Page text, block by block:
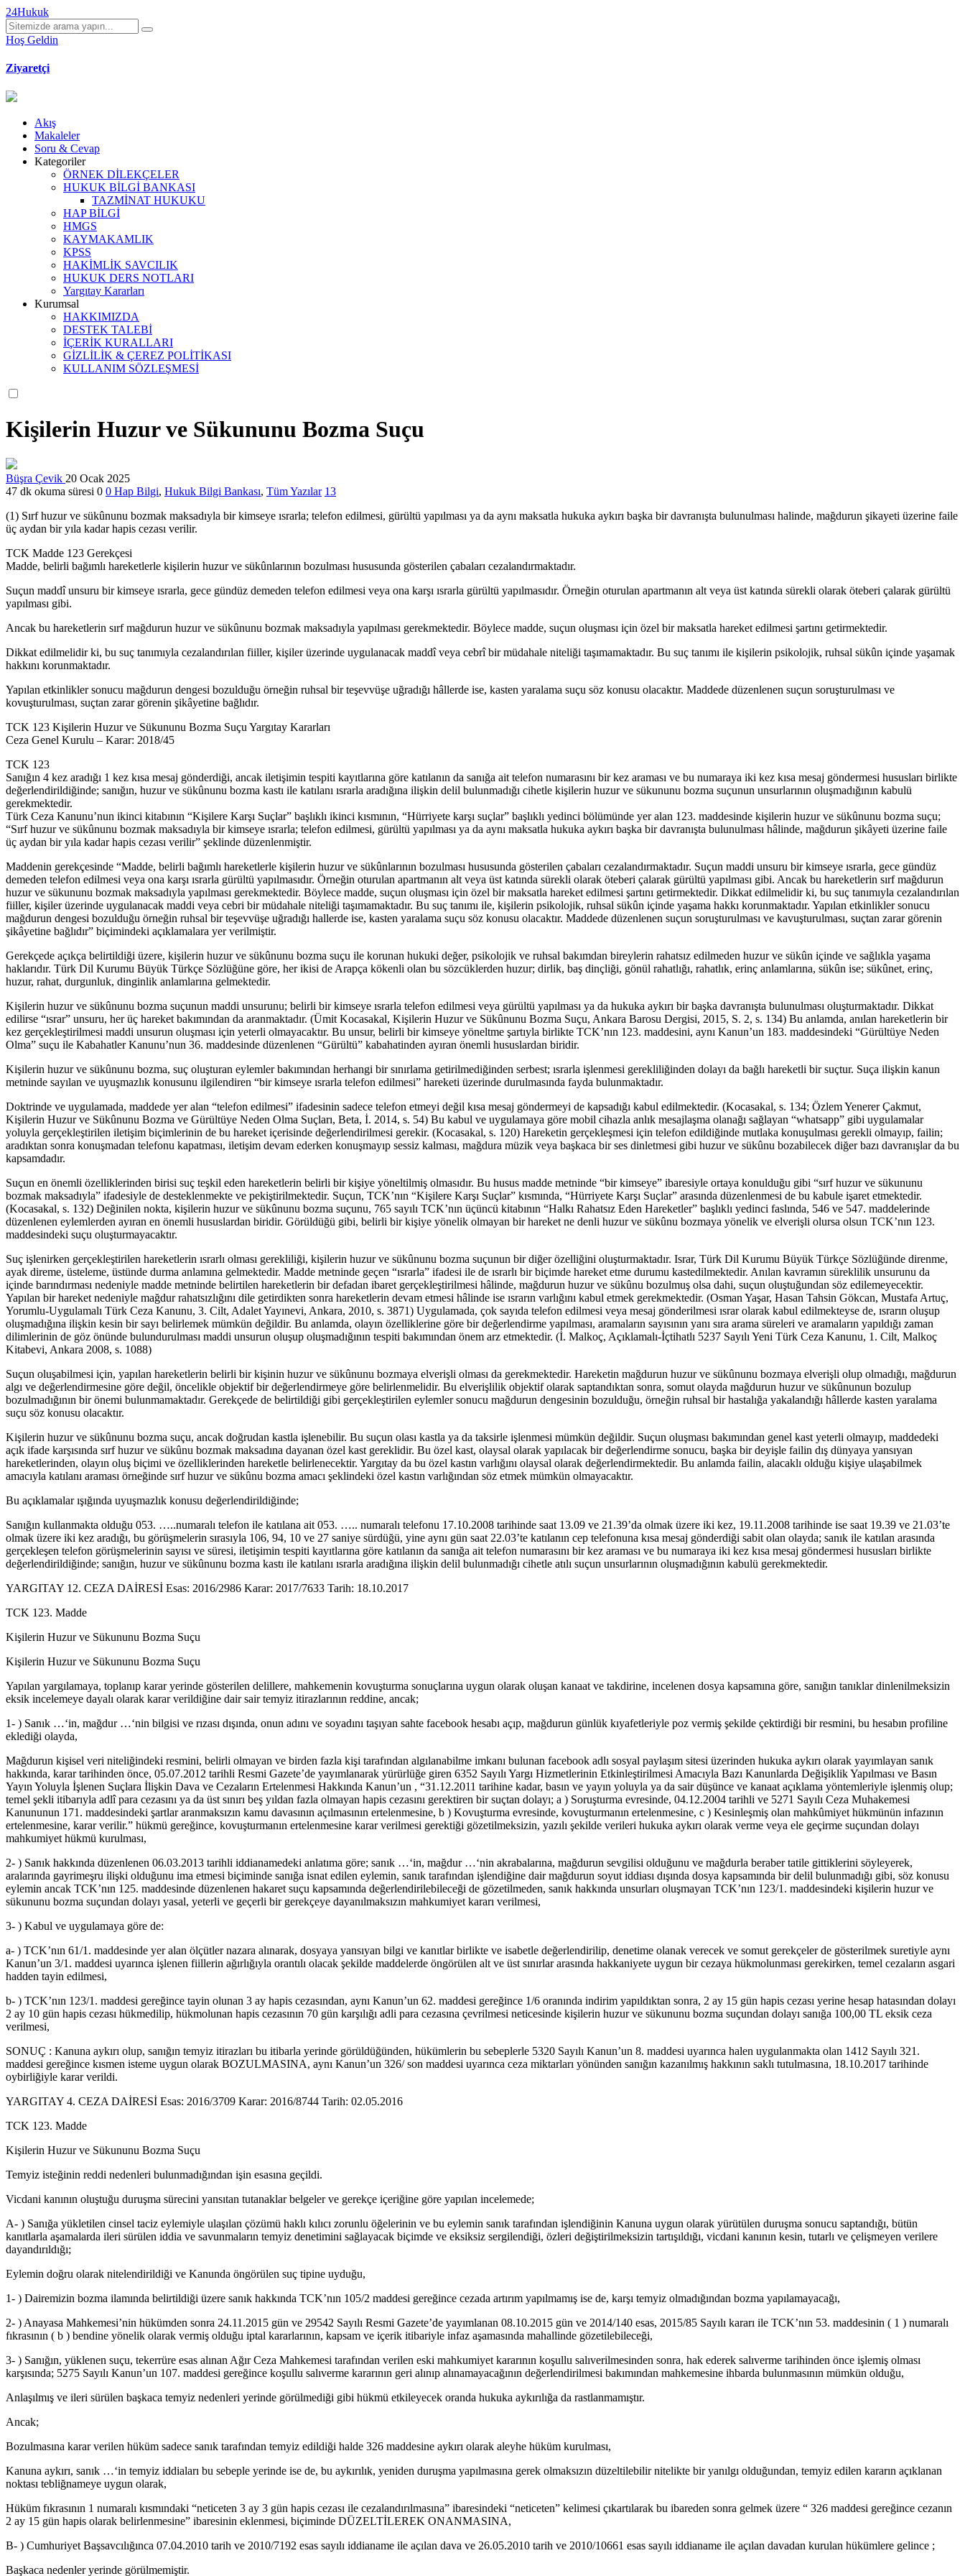
24Hukuk
Hoş Geldin
Ziyaretçi
Akış
Makaleler
Soru & Cevap
Kategoriler
ÖRNEK DİLEKÇELER
HUKUK BİLGİ BANKASI
TAZMİNAT HUKUKU
HAP BİLGİ
HMGS
KAYMAKAMLIK
KPSS
HAKİMLİK SAVCILIK
HUKUK DERS NOTLARI
Yargıtay Kararları
Kurumsal
HAKKIMIZDA
DESTEK TALEBİ
İÇERİK KURALLARI
GİZLİLİK & ÇEREZ POLİTİKASI
KULLANIM SÖZLEŞMESİ
Kişilerin Huzur ve Sükununu Bozma Suçu
Büşra Çevik 20 Ocak 2025
47 dk okuma süresi 0 0 Hap Bilgi, Hukuk Bilgi Bankası, Tüm Yazılar 13
(1) Sırf huzur ve sükûnunu bozmak maksadıyla bir kimseye ısrarla; telefon edilmesi, gürültü yapılması ya da aynı maksatla hukuka aykırı başka bir davranışta bulunulması halinde, mağdurun şikayeti üzerine faile
üç aydan bir yıla kadar hapis cezası verilir.
TCK Madde 123 Gerekçesi
Madde, belirli bağımlı hareketlerle kişilerin huzur ve sükûnlarının bozulması hususunda gösterilen çabaları cezalandırmaktadır.
Suçun maddî unsuru bir kimseye ısrarla, gece gündüz demeden telefon edilmesi veya ona karşı ısrarla gürültü yapılmasıdır. Örneğin oturulan apartmanın alt veya üst katında sürekli olarak öteberi çalarak gürültü
yapılması gibi.
Ancak bu hareketlerin sırf mağdurun huzur ve sükûnunu bozmak maksadıyla yapılması gerekmektedir. Böylece madde, suçun oluşması için özel bir maksatla hareket edilmesi şartını getirmektedir.
Dikkat edilmelidir ki, bu suç tanımıyla cezalandırılan fiiller, kişiler üzerinde uygulanacak maddî veya cebrî bir müdahale niteliği taşımamaktadır. Bu suç tanımı ile kişilerin psikolojik, ruhsal sükûn içinde yaşamak
hakkını korunmaktadır.
Yapılan etkinlikler sonucu mağdurun dengesi bozulduğu örneğin ruhsal bir teşevvüşe uğradığı hâllerde ise, kasten yaralama suçu söz konusu olacaktır. Maddede düzenlenen suçun soruşturulması ve
kovuşturulması, suçtan zarar görenin şikâyetine bağlıdır.
TCK 123 Kişilerin Huzur ve Sükununu Bozma Suçu Yargıtay Kararları
Ceza Genel Kurulu – Karar: 2018/45
TCK 123
Sanığın 4 kez aradığı 1 kez kısa mesaj gönderdiği, ancak iletişimin tespiti kayıtlarına göre katılanın da sanığa ait telefon numarasını bir kez araması ve bu numaraya iki kez kısa mesaj göndermesi hususları birlikte
değerlendirildiğinde; sanığın, huzur ve sükûnunu bozma kastı ile katılanı ısrarla aradığına ilişkin delil bulunmadığı cihetle kişilerin huzur ve sükununu bozma suçunun unsurlarının oluşmadığının kabulü
gerekmektedir.
Türk Ceza Kanunu’nun ikinci kitabının “Kişilere Karşı Suçlar” başlıklı ikinci kısmının, “Hürriyete karşı suçlar” başlıklı yedinci bölümünde yer alan 123. maddesinde kişilerin huzur ve sükûnunu bozma suçu;
“Sırf huzur ve sükûnunu bozmak maksadıyla bir kimseye ısrarla; telefon edilmesi, gürültü yapılması ya da aynı maksatla hukuka aykırı başka bir davranışta bulunulması hâlinde, mağdurun şikâyeti üzerine faile
üç aydan bir yıla kadar hapis cezası verilir” şeklinde düzenlenmiştir.
Maddenin gerekçesinde “Madde, belirli bağımlı hareketlerle kişilerin huzur ve sükûnlarının bozulması hususunda gösterilen çabaları cezalandırmaktadır. Suçun maddi unsuru bir kimseye ısrarla, gece gündüz
demeden telefon edilmesi veya ona karşı ısrarla gürültü yapılmasıdır. Örneğin oturulan apartmanın alt veya üst katında sürekli olarak öteberi çalarak gürültü yapılması gibi. Ancak bu hareketlerin sırf mağdurun
huzur ve sükununu bozmak maksadıyla yapılması gerekmektedir. Böylece madde, suçun oluşması için özel bir maksatla hareket edilmesi şartını getirmektedir. Dikkat edilmelidir ki, bu suç tanımıyla cezalandırılan
fiiller, kişiler üzerinde uygulanacak maddi veya cebri bir müdahale niteliği taşımamaktadır. Bu suç tanımı ile, kişilerin psikolojik, ruhsal sükûn içinde yaşama hakkı korunmaktadır. Yapılan etkinlikler sonucu
mağdurun dengesi bozulduğu örneğin ruhsal bir teşevvüşe uğradığı hallerde ise, kasten yaralama suçu söz konusu olacaktır. Maddede düzenlenen suçun soruşturulması ve kavuşturulması, suçtan zarar görenin
şikâyetine bağlıdır” biçimindeki açıklamalara yer verilmiştir.
Gerekçede açıkça belirtildiği üzere, kişilerin huzur ve sükûnunu bozma suçu ile korunan hukuki değer, psikolojik ve ruhsal bakımdan bireylerin rahatsız edilmeden huzur ve sükûn içinde ve sağlıkla yaşama
haklarıdır. Türk Dil Kurumu Büyük Türkçe Sözlüğüne göre, her ikisi de Arapça kökenli olan bu sözcüklerden huzur; dirlik, baş dinçliği, gönül rahatlığı, rahatlık, erinç anlamlarına, sükûn ise; sükûnet, erinç,
huzur, rahat, durgunluk, dinginlik anlamlarına gelmektedir.
Kişilerin huzur ve sükûnunu bozma suçunun maddi unsurunu; belirli bir kimseye ısrarla telefon edilmesi veya gürültü yapılması ya da hukuka aykırı bir başka davranışta bulunulması oluşturmaktadır. Dikkat
edilirse “ısrar” unsuru, her üç hareket bakımından da aranmaktadır. (Ümit Kocasakal, Kişilerin Huzur ve Sükûnunu Bozma Suçu, Ankara Barosu Dergisi, 2015, S. 2, s. 134) Bu anlamda, anılan hareketlerin bir
kez gerçekleştirilmesi maddi unsurun oluşması için yeterli olmayacaktır. Bu unsur, belirli bir kimseye yöneltme şartıyla birlikte TCK’nın 123. maddesini, aynı Kanun’un 183. maddesindeki “Gürültüye Neden
Olma” suçu ile Kabahatler Kanunu’nun 36. maddesinde düzenlenen “Gürültü” kabahatinden ayıran önemli hususlardan biridir.
Kişilerin huzur ve sükûnunu bozma, suç oluşturan eylemler bakımından herhangi bir sınırlama getirilmediğinden serbest; ısrarla işlenmesi gerekliliğinden dolayı da bağlı hareketli bir suçtur. Suça ilişkin kanun
metninde sayılan ve uyuşmazlık konusunu ilgilendiren “bir kimseye ısrarla telefon edilmesi” hareketi üzerinde durulmasında fayda bulunmaktadır.
Doktrinde ve uygulamada, maddede yer alan “telefon edilmesi” ifadesinin sadece telefon etmeyi değil kısa mesaj göndermeyi de kapsadığı kabul edilmektedir. (Kocasakal, s. 134; Özlem Yenerer Çakmut,
Kişilerin Huzur ve Sükûnunu Bozma ve Gürültüye Neden Olma Suçları, Beta, İ. 2014, s. 54) Bu kabul ve uygulamaya göre mobil cihazla anlık mesajlaşma olanağı sağlayan “whatsapp” gibi uygulamalar
yoluyla gerçekleştirilen iletişim biçimlerinin de bu hareket içerisinde değerlendirilmesi gerekir. (Kocasakal, s. 120) Hareketin gerçekleşmesi için telefon edildiğinde mutlaka konuşulması gerekli olmayıp, failin;
aradıktan sonra konuşmadan telefonu kapatması, iletişim devam ederken konuşmayıp sessiz kalması, mağdura müzik veya başkaca bir ses dinletmesi gibi huzur ve sükûnu bozabilecek diğer bazı davranışlar da bu
kapsamdadır.
Suçun en önemli özelliklerinden birisi suç teşkil eden hareketlerin belirli bir kişiye yöneltilmiş olmasıdır. Bu husus madde metninde “bir kimseye” ibaresiyle ortaya konulduğu gibi “sırf huzur ve sükununu
bozmak maksadıyla” ifadesiyle de desteklenmekte ve pekiştirilmektedir. Suçun, TCK’nın “Kişilere Karşı Suçlar” kısmında, “Hürriyete Karşı Suçlar” arasında düzenlenmesi de bu kabule işaret etmektedir.
(Kocasakal, s. 132) Değinilen nokta, kişilerin huzur ve sükûnunu bozma suçunu, 765 sayılı TCK’nın üçüncü kitabının “Halkı Rahatsız Eden Hareketler” başlıklı yedinci faslında, 546 ve 547. maddelerinde
düzenlenen eylemlerden ayıran en önemli hususlardan biridir. Görüldüğü gibi, belirli bir kişiye yönelik olmayan bir hareket ne denli huzur ve sükûnu bozmaya yönelik ve elverişli olursa olsun TCK’nın 123.
maddesindeki suçu oluşturmayacaktır.
Suç işlenirken gerçekleştirilen hareketlerin ısrarlı olması gerekliliği, kişilerin huzur ve sükûnunu bozma suçunun bir diğer özelliğini oluşturmaktadır. Israr, Türk Dil Kurumu Büyük Türkçe Sözlüğünde direnme,
ayak direme, üsteleme, üstünde durma anlamına gelmektedir. Madde metninde geçen “ısrarla” ifadesi ile de ısrarlı bir biçimde hareket etme durumu kastedilmektedir. Anılan kavramın süreklilik unsurunu da
içinde barındırması nedeniyle madde metninde belirtilen hareketlerin bir defadan ibaret gerçekleştirilmesi hâlinde, mağdurun huzur ve sükûnu bozulmuş olsa dahi, suçun oluştuğundan söz edilemeyecektir.
Yapılan bir hareket nedeniyle mağdur rahatsızlığını dile getirdikten sonra hareketlerin devam etmesi hâlinde ise ısrarın varlığını kabul etmek gerekmektedir. (Osman Yaşar, Hasan Tahsin Gökcan, Mustafa Artuç,
Yorumlu-Uygulamalı Türk Ceza Kanunu, 3. Cilt, Adalet Yayınevi, Ankara, 2010, s. 3871) Uygulamada, çok sayıda telefon edilmesi veya mesaj gönderilmesi ısrar olarak kabul edilmekteyse de, ısrarın oluşup
oluşmadığına ilişkin kesin bir sayı belirlemek mümkün değildir. Bu anlamda, olayın özelliklerine göre bir değerlendirme yapılması, aramaların sayısının yanı sıra arama süreleri ve aramaların yapıldığı zaman
dilimlerinin de göz önünde bulundurulması maddi unsurun oluşup oluşmadığının tespiti bakımından önem arz etmektedir. (İ. Malkoç, Açıklamalı-İçtihatlı 5237 Sayılı Yeni Türk Ceza Kanunu, 1. Cilt, Malkoç
Kitabevi, Ankara 2008, s. 1088)
Suçun oluşabilmesi için, yapılan hareketlerin belirli bir kişinin huzur ve sükûnunu bozmaya elverişli olması da gerekmektedir. Hareketin mağdurun huzur ve sükûnunu bozmaya elverişli olup olmadığı, mağdurun
algı ve değerlendirmesine göre değil, öncelikle objektif bir değerlendirmeye göre belirlenmelidir. Bu elverişlilik objektif olarak saptandıktan sonra, somut olayda mağdurun huzur ve sükûnunun bozulup
bozulmadığının bir önemi bulunmamaktadır. Gerekçede de belirtildiği gibi gerçekleştirilen eylemler sonucu mağdurun dengesinin bozulduğu, örneğin ruhsal bir hastalığa yakalandığı hâllerde kasten yaralama
suçu söz konusu olacaktır.
Kişilerin huzur ve sükûnunu bozma suçu, ancak doğrudan kastla işlenebilir. Bu suçun olası kastla ya da taksirle işlenmesi mümkün değildir. Suçun oluşması bakımından genel kast yeterli olmayıp, maddedeki
açık ifade karşısında sırf huzur ve sükûnu bozmak maksadına dayanan özel kast gereklidir. Bu özel kast, olaysal olarak yapılacak bir değerlendirme sonucu, başka bir deyişle failin dış dünyaya yansıyan
hareketlerinden, olayın oluş biçimi ve özelliklerinden hareketle belirlenecektir. Yargıtay da bu özel kastın varlığını olaysal olarak değerlendirmektedir. Bu anlamda failin, alacaklı olduğu kişiye ulaşabilmek
amacıyla katılanı araması örneğinde sırf huzur ve sükûnu bozma amacı şeklindeki özel kastın varlığından söz etmek mümkün olmayacaktır.
Bu açıklamalar ışığında uyuşmazlık konusu değerlendirildiğinde;
Sanığın kullanmakta olduğu 053. …..numaralı telefon ile katılana ait 053. ….. numaralı telefonu 17.10.2008 tarihinde saat 13.09 ve 21.39’da olmak üzere iki kez, 19.11.2008 tarihinde ise saat 19.39 ve 21.03’te
olmak üzere iki kez aradığı, bu görüşmelerin sırasıyla 106, 94, 10 ve 27 saniye sürdüğü, yine aynı gün saat 22.03’te katılanın cep telefonuna kısa mesaj gönderdiği sabit olan olayda; sanık ile katılan arasında
gerçekleşen telefon görüşmelerinin sayısı ve süresi, iletişimin tespiti kayıtlarına göre katılanın da sanığa ait telefon numarasını bir kez araması ve bu numaraya iki kez kısa mesaj göndermesi hususları birlikte
değerlendirildiğinde; sanığın, huzur ve sükûnunu bozma kastı ile katılanı ısrarla aradığına ilişkin delil bulunmadığı cihetle atılı suçun unsurlarının oluşmadığının kabulü gerekmektedir.
YARGITAY 12. CEZA DAİRESİ Esas: 2016/2986 Karar: 2017/7633 Tarih: 18.10.2017
TCK 123. Madde
Kişilerin Huzur ve Sükununu Bozma Suçu
Kişilerin Huzur ve Sükununu Bozma Suçu
Yapılan yargılamaya, toplanıp karar yerinde gösterilen delillere, mahkemenin kovuşturma sonuçlarına uygun olarak oluşan kanaat ve takdirine, incelenen dosya kapsamına göre, sanığın tanıklar dinlenilmeksizin
eksik incelemeye dayalı olarak karar verildiğine dair sair temyiz itirazlarının reddine, ancak;
1- ) Sanık …‘in, mağdur …‘nin bilgisi ve rızası dışında, onun adını ve soyadını taşıyan sahte facebook hesabı açıp, mağdurun günlük kıyafetleriyle poz vermiş şekilde çektirdiği bir resmini, bu hesabın profiline
eklediği olayda,
Mağdurun kişisel veri niteliğindeki resmini, belirli olmayan ve birden fazla kişi tarafından algılanabilme imkanı bulunan facebook adlı sosyal paylaşım sitesi üzerinden hukuka aykırı olarak yayımlayan sanık
hakkında, karar tarihinden önce, 05.07.2012 tarihli Resmi Gazete’de yayımlanarak yürürlüğe giren 6352 Sayılı Yargı Hizmetlerinin Etkinleştirilmesi Amacıyla Bazı Kanunlarda Değişiklik Yapılması ve Basın
Yayın Yoluyla İşlenen Suçlara İlişkin Dava ve Cezaların Ertelenmesi Hakkında Kanun’un , “31.12.2011 tarihine kadar, basın ve yayın yoluyla ya da sair düşünce ve kanaat açıklama yöntemleriyle işlenmiş olup;
temel şekli itibarıyla adlî para cezasını ya da üst sınırı beş yıldan fazla olmayan hapis cezasını gerektiren bir suçtan dolayı; a ) Soruşturma evresinde, 04.12.2004 tarihli ve 5271 Sayılı Ceza Muhakemesi
Kanununun 171. maddesindeki şartlar aranmaksızın kamu davasının açılmasının ertelenmesine, b ) Kovuşturma evresinde, kovuşturmanın ertelenmesine, c ) Kesinleşmiş olan mahkûmiyet hükmünün infazının
ertelenmesine, karar verilir.” hükmü gereğince, kovuşturmanın ertelenmesine karar verilmesi gerektiği gözetilmeksizin, yazılı şekilde verileri hukuka aykırı olarak verme veya ele geçirme suçundan dolayı
mahkumiyet hükmü kurulması,
2- ) Sanık hakkında düzenlenen 06.03.2013 tarihli iddianamedeki anlatıma göre; sanık …‘in, mağdur …‘nin akrabalarına, mağdurun sevgilisi olduğunu ve mağdurla beraber tatile gittiklerini söyleyerek,
aralarında gayrimeşru ilişki olduğunu ima etmesi biçiminde sanığa isnat edilen eylemin, sanık tarafından işlendiğine dair mağdurun soyut iddiası dışında dosya kapsamında bir delil bulunmadığı gibi, söz konusu
eylemin ancak TCK’nın 125. maddesinde düzenlenen hakaret suçu kapsamında değerlendirilebileceği de gözetilmeden, sanık hakkında unsurları oluşmayan TCK’nın 123/1. maddesindeki kişilerin huzur ve
sükununu bozma suçundan dolayı yasal, yeterli ve geçerli bir gerekçeye dayanılmaksızın mahkumiyet kararı verilmesi,
3- ) Kabul ve uygulamaya göre de:
a- ) TCK’nın 61/1. maddesinde yer alan ölçütler nazara alınarak, dosyaya yansıyan bilgi ve kanıtlar birlikte ve isabetle değerlendirilip, denetime olanak verecek ve somut gerekçeler de gösterilmek suretiyle aynı
Kanun’un 3/1. maddesi uyarınca işlenen fiillerin ağırlığıyla orantılı olacak şekilde maddelerde öngörülen alt ve üst sınırlar arasında hakkaniyete uygun bir cezaya hükmolunması gerekirken, temel cezaların asgari
hadden tayin edilmesi,
b- ) TCK’nın 123/1. maddesi gereğince tayin olunan 3 ay hapis cezasından, aynı Kanun’un 62. maddesi gereğince 1/6 oranında indirim yapıldıktan sonra, 2 ay 15 gün hapis cezası yerine hesap hatasından dolayı
2 ay 10 gün hapis cezası hükmedilip, hükmolunan hapis cezasının 70 gün karşılığı adli para cezasına çevrilmesi neticesinde kişilerin huzur ve sükununu bozma suçundan dolayı sanığa 100,00 TL eksik ceza
verilmesi,
SONUÇ : Kanuna aykırı olup, sanığın temyiz itirazları bu itibarla yerinde görüldüğünden, hükümlerin bu sebeplerle 5320 Sayılı Kanun’un 8. maddesi uyarınca halen uygulanmakta olan 1412 Sayılı 321.
maddesi gereğince kısmen isteme uygun olarak BOZULMASINA, aynı Kanun’un 326/ son maddesi uyarınca ceza miktarları yönünden sanığın kazanılmış hakkının saklı tutulmasına, 18.10.2017 tarihinde
oybirliğiyle karar verildi.
YARGITAY 4. CEZA DAİRESİ Esas: 2016/3709 Karar: 2016/8744 Tarih: 02.05.2016
TCK 123. Madde
Kişilerin Huzur ve Sükununu Bozma Suçu
Temyiz isteğinin reddi nedenleri bulunmadığından işin esasına geçildi.
Vicdani kanının oluştuğu duruşma sürecini yansıtan tutanaklar belgeler ve gerekçe içeriğine göre yapılan incelemede;
A- ) Sanığa yükletilen cinsel taciz eylemiyle ulaşılan çözümü haklı kılıcı zorunlu öğelerinin ve bu eylemin sanık tarafından işlendiğinin Kanuna uygun olarak yürütülen duruşma sonucu saptandığı, bütün
kanıtlarla aşamalarda ileri sürülen iddia ve savunmaların temyiz denetimini sağlayacak biçimde ve eksiksiz sergilendiği, özleri değiştirilmeksizin tartışıldığı, vicdani kanının kesin, tutarlı ve çelişmeyen verilere
dayandırıldığı;
Eylemin doğru olarak nitelendirildiği ve Kanunda öngörülen suç tipine uyduğu,
1- ) Dairemizin bozma ilamında belirtildiği üzere sanık hakkında TCK’nın 105/2 maddesi gereğince cezada artırım yapılmamış ise de, karşı temyiz olmadığından bozma yapılamayacağı,
2- ) Anayasa Mahkemesi’nin hükümden sonra 24.11.2015 gün ve 29542 Sayılı Resmi Gazete’de yayımlanan 08.10.2015 gün ve 2014/140 esas, 2015/85 Sayılı kararı ile TCK’nın 53. maddesinin ( 1 ) numaralı
fıkrasının ( b ) bendine yönelik olarak vermiş olduğu iptal kararlarının, kapsam ve içerik itibariyle infaz aşamasında mahallinde gözetilebileceği,
3- ) Sanığın, yüklenen suçu, tekerrüre esas alınan Ağır Ceza Mahkemesi tarafından verilen eski mahkumiyet kararının koşullu salıverilmesinden sonra, hak ederek salıverme tarihinden önce işlemiş olması
karşısında; 5275 Sayılı Kanun’un 107. maddesi gereğince koşullu salıverme kararının geri alınıp alınamayacağının değerlendirilmesi bakımından mahkemesine ihbarda bulunmasının mümkün olduğu,
Anlaşılmış ve ileri sürülen başkaca temyiz nedenleri yerinde görülmediği gibi hükmü etkileyecek oranda hukuka aykırılığa da rastlanmamıştır.
Ancak;
Bozulmasına karar verilen hüküm sadece sanık tarafından temyiz edildiği halde 326 maddesine aykırı olarak aleyhe hüküm kurulması,
Kanuna aykırı, sanık …‘in temyiz iddiaları bu sebeple yerinde ise de, bu aykırılık, yeniden duruşma yapılmasına gerek olmaksızın düzeltilebilir nitelikte bir yanılgı olduğundan, temyiz edilen kararın açıklanan
noktası tebliğnameye uygun olarak,
Hüküm fıkrasının 1 numaralı kısmındaki “neticeten 3 ay 3 gün hapis cezası ile cezalandırılmasına” ibaresindeki “neticeten” kelimesi çıkartılarak bu ibareden sonra gelmek üzere “ 326 maddesi gereğince cezanın
2 ay 15 gün hapis olarak belirlenmesine” ibaresinin eklenmesi, biçiminde DÜZELTİLEREK ONANMASINA,
B- ) Cumhuriyet Başsavcılığınca 07.04.2010 tarih ve 2010/7192 esas sayılı iddianame ile açılan dava ve 26.05.2010 tarih ve 2010/10661 esas sayılı iddianame ile açılan davadan kurulan hükümlere gelince ;
Başkaca nedenler yerinde görülmemiştir.